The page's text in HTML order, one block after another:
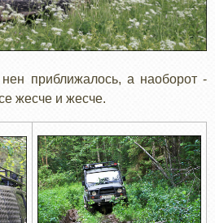
приближалось, а наоборот -
жесче и жесче.